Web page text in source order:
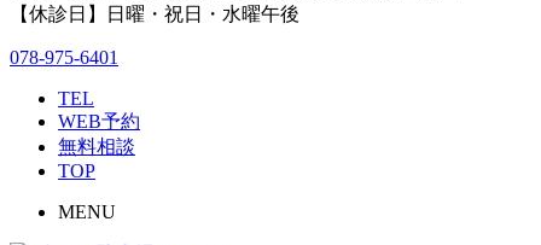
【休診日】日曜・祝日・水曜午後
078-975-6401
TEL
WEB予約
無料相談
TOP
MENU